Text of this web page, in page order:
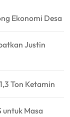
Ekonomi Desa
Justin
Ton Ketamin
untuk Masa